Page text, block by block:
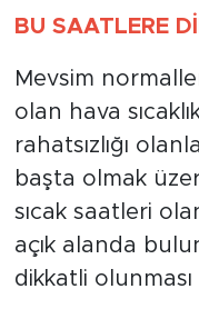
BU SAATLERE
Mevsim
olan hava
rahatsızlığı
başta olmak
sıcak saatleri
açık alanda
dikkatli